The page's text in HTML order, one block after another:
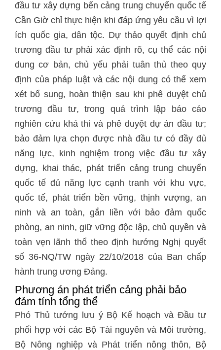
đầu tư xây dựng bến cảng trung chuyển quốc tế
Cần Giờ chỉ thực hiện khi đáp ứng yêu cầu vì lợi
ích quốc gia, dân tộc. Dự thảo quyết định chủ
trương đầu tư phải xác định rõ, cụ thể các nội
dung cơ bản, chủ yếu phải tuân thủ theo quy
định của pháp luật và các nội dung có thể xem
xét bổ sung, hoàn thiện sau khi phê duyệt chủ
trương đầu tư, trong quá trình lập báo cáo
nghiên cứu khả thi và phê duyệt dự án đầu tư;
bảo đảm lựa chọn được nhà đầu tư có đầy đủ
năng lực, kinh nghiệm trong việc đầu tư xây
dựng, khai thác, phát triển cảng trung chuyển
quốc tế đủ năng lực cạnh tranh với khu vực,
quốc tế, phát triển bền vững, thịnh vượng, an
ninh và an toàn, gắn liền với bảo đảm quốc
phòng, an ninh, giữ vững độc lập, chủ quyền và
toàn vẹn lãnh thổ theo định hướng Nghị quyết
số 36-NQ/TW ngày 22/10/2018 của Ban chấp
hành trung ương Đảng.
Phương án phát triển cảng phải bảo
đảm tính tổng thể
Phó Thủ tướng lưu ý Bộ Kế hoạch và Đầu tư
phối hợp với các Bộ Tài nguyên và Môi trường,
Bộ Nông nghiệp và Phát triển nông thôn, Bộ